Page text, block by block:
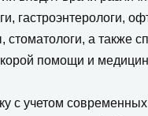
гастроэнтерологи,
а также
помощи и
с учетом